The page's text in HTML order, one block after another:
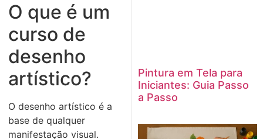
O que é um
curso de
desenho
artístico?
O desenho artístico é a
base de qualquer
manifestação visual.
Pintura em Tela para
Iniciantes: Guia Passo
a Passo